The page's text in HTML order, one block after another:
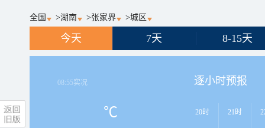
全国 >湖南 >张家界 >城区
今天 7天 8-15天
08:55实况
℃
逐小时预报
20时 21时